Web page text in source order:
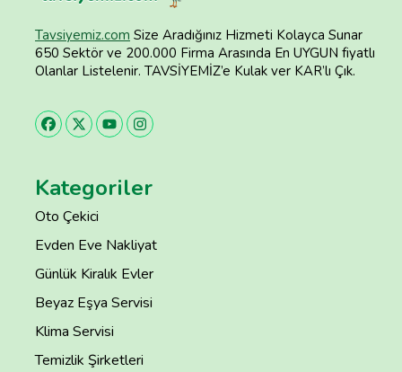
Tavsiyemiz.com Size Aradığınız Hizmeti Kolayca Sunar
650 Sektör ve 200.000 Firma Arasında En UYGUN fiyatlı
Olanlar Listelenir. TAVSİYEMİZ’e Kulak ver KAR’lı Çık.
Kategoriler
Oto Çekici
Evden Eve Nakliyat
Günlük Kiralık Evler
Beyaz Eşya Servisi
Klima Servisi
Temizlik Şirketleri